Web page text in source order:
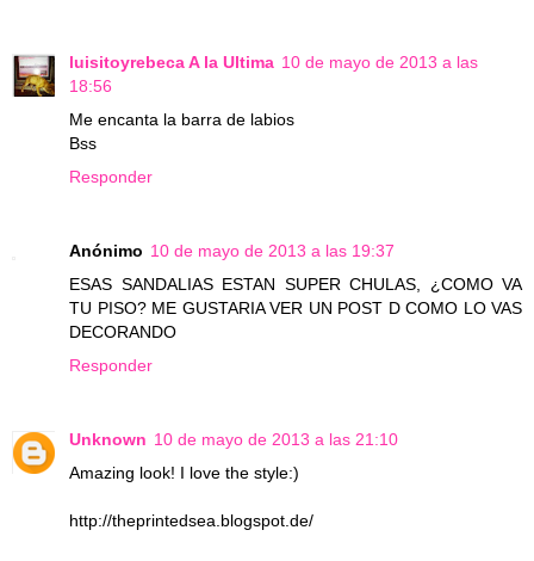
luisitoyrebeca A la Ultima 10 de mayo de 2013 a las
18:56
Me encanta la barra de labios
Bss
Responder
Anónimo 10 de mayo de 2013 a las 19:37
ESAS SANDALIAS ESTAN SUPER CHULAS, ¿COMO VA
TU PISO? ME GUSTARIA VER UN POST D COMO LO VAS
DECORANDO
Responder
Unknown 10 de mayo de 2013 a las 21:10
Amazing look! I love the style:)
http://theprintedsea.blogspot.de/